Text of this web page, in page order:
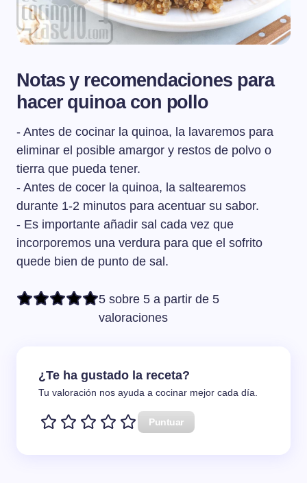
Notas y recomendaciones para
hacer quinoa con pollo
- Antes de cocinar la quinoa, la lavaremos para
eliminar el posible amargor y restos de polvo o
tierra que pueda tener.
- Antes de cocer la quinoa, la saltearemos
durante 1-2 minutos para acentuar su sabor.
- Es importante añadir sal cada vez que
incorporemos una verdura para que el sofrito
quede bien de punto de sal.
5 sobre 5 a partir de 5
valoraciones
¿Te ha gustado la receta?
Tu valoración nos ayuda a cocinar mejor cada día.
Puntuar